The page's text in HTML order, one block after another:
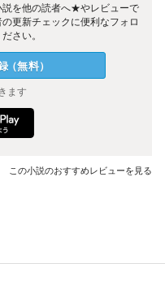
説を他の読者へ★やレビューで
更新チェックに便利なフォロ
さい。
（無料）
ます
この小説のおすすめレビューを見る